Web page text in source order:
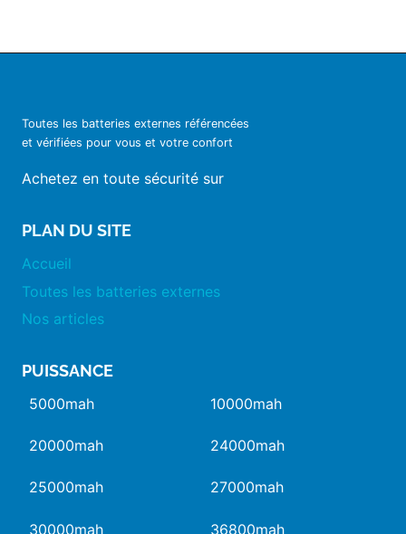
Toutes les batteries externes référencées
et vérifiées pour vous et votre confort
Achetez en toute sécurité sur
PLAN DU SITE
Accueil
Toutes les batteries externes
Nos articles
PUISSANCE
5000mah 10000mah
20000mah 24000mah
25000mah 27000mah
30000mah 36800mah